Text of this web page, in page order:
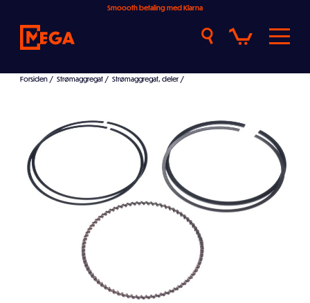
Smoooth betaling med Klarna
Forsiden / Strømaggregat / Strømaggregat, deler /